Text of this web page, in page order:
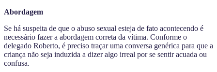
Abordagem
Se há suspeita de que o abuso sexual esteja de fato acontecendo é
necessário fazer a abordagem correta da vítima. Conforme o
delegado Roberto, é preciso traçar uma conversa genérica para que a
criança não seja induzida a dizer algo irreal por se sentir acuada ou
confusa.